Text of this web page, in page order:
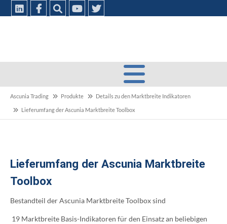
Ascunia Trading Produkte Details zu den Marktbreite Indikatoren
Lieferumfang der Ascunia Marktbreite Toolbox
Lieferumfang der Ascunia Marktbreite
Toolbox
Bestandteil der Ascunia Marktbreite Toolbox sind
19 Marktbreite Basis-Indikatoren für den Einsatz an beliebigen